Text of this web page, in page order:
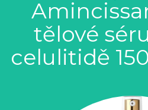
tělové
celulitidě